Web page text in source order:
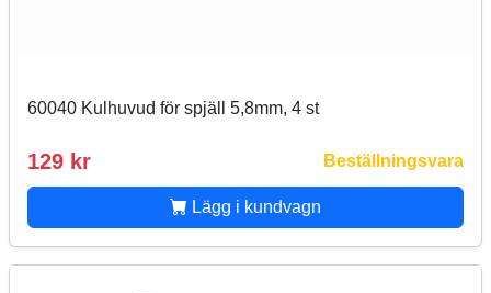
60040 Kulhuvud för spjäll 5,8mm, 4 st
129 kr Beställningsvara
Lägg i kundvagn